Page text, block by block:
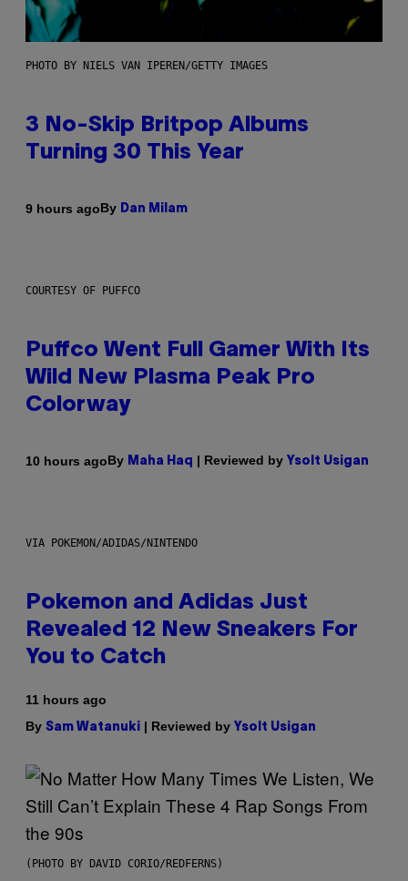
PHOTO BY NIELS VAN IPEREN/GETTY IMAGES
3 No-Skip Britpop Albums
Turning 30 This Year
9 hours agoBy Dan Milam
COURTESY OF PUFFCO
Puffco Went Full Gamer With Its
Wild New Plasma Peak Pro
Colorway
10 hours agoBy Maha Haq | Reviewed by Ysolt Usigan
VIA POKEMON/ADIDAS/NINTENDO
Pokemon and Adidas Just
Revealed 12 New Sneakers For
You to Catch
11 hours ago
By Sam Watanuki | Reviewed by Ysolt Usigan
(PHOTO BY DAVID CORIO/REDFERNS)